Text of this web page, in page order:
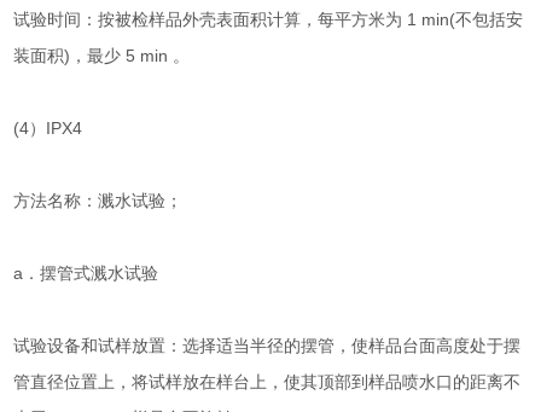
试验时间：按被检样品外壳表面积计算，每平方米为 1 min(不包括安
装面积)，最少 5 min 。
(4）IPX4
方法名称：溅水试验；
a．摆管式溅水试验
试验设备和试样放置：选择适当半径的摆管，使样品台面高度处于摆
管直径位置上，将试样放在样台上，使其顶部到样品喷水口的距离不